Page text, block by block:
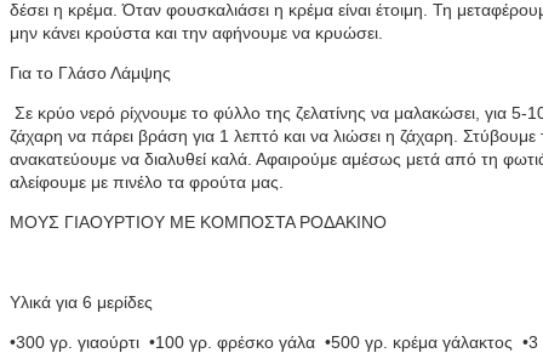
δέσει η κρέμα. Όταν φουσκαλιάσει η κρέμα είναι έτοιμη. Τη
μην κάνει κρούστα και την αφήνουμε να κρυώσει.
Για το Γλάσο Λάμψης
Σε κρύο νερό ρίχνουμε το φύλλο της ζελατίνης να μαλακώσει, για 5-
ζάχαρη να πάρει βράση για 1 λεπτό και να λιώσει η ζάχαρη. Στύβουμε
ανακατεύουμε να διαλυθεί καλά. Αφαιρούμε αμέσως μετά από τη
αλείφουμε με πινέλο τα φρούτα μας.
ΜΟΥΣ ΓΙΑΟΥΡΤΙΟΥ ΜΕ ΚΟΜΠΟΣΤΑ ΡΟΔΑΚΙΝΟ
Υλικά για 6 μερίδες
•300 γρ. γιαούρτι •100 γρ. φρέσκο γάλα •500 γρ. κρέμα γάλακτος